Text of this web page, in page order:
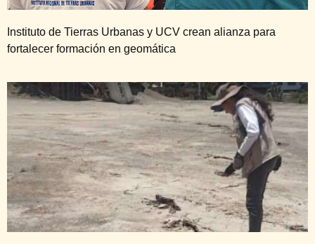
Instituto de Tierras Urbanas y UCV crean alianza para
fortalecer formación en geomática